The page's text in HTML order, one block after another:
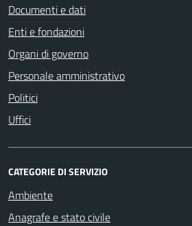
Documenti e dati
Enti e fondazioni
Organi di governo
Personale amministrativo
Politici
Uffici
CATEGORIE DI SERVIZIO
Ambiente
Anagrafe e stato civile